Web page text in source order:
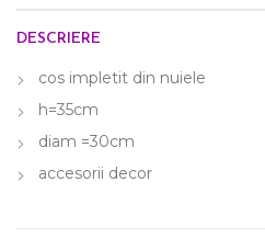
DESCRIERE
cos impletit din nuiele
h=35cm
diam =30cm
accesorii decor